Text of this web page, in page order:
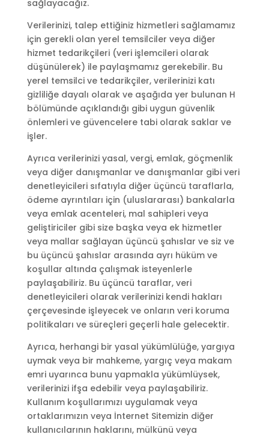
sağlayacağız.
Verilerinizi, talep ettiğiniz hizmetleri sağlamamız
için gerekli olan yerel temsilciler veya diğer
hizmet tedarikçileri (veri işlemcileri olarak
düşünülerek) ile paylaşmamız gerekebilir. Bu
yerel temsilci ve tedarikçiler, verilerinizi katı
gizliliğe dayalı olarak ve aşağıda yer bulunan H
bölümünde açıklandığı gibi uygun güvenlik
önlemleri ve güvencelere tabi olarak saklar ve
işler.
Ayrıca verilerinizi yasal, vergi, emlak, göçmenlik
veya diğer danışmanlar ve danışmanlar gibi veri
denetleyicileri sıfatıyla diğer üçüncü taraflarla,
ödeme ayrıntıları için (uluslararası) bankalarla
veya emlak acenteleri, mal sahipleri veya
geliştiriciler gibi size başka veya ek hizmetler
veya mallar sağlayan üçüncü şahıslar ve siz ve
bu üçüncü şahıslar arasında ayrı hüküm ve
koşullar altında çalışmak isteyenlerle
paylaşabiliriz. Bu üçüncü taraflar, veri
denetleyicileri olarak verilerinizi kendi hakları
çerçevesinde işleyecek ve onların veri koruma
politikaları ve süreçleri geçerli hale gelecektir.
Ayrıca, herhangi bir yasal yükümlülüğe, yargıya
uymak veya bir mahkeme, yargıç veya makam
emri uyarınca bunu yapmakla yükümlüysek,
verilerinizi ifşa edebilir veya paylaşabiliriz.
Kullanım koşullarımızı uygulamak veya
ortaklarımızın veya İnternet Sitemizin diğer
kullanıcılarının haklarını, mülkünü veya